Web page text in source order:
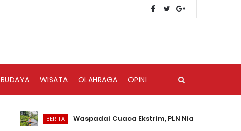
BUDAYA WISATA OLAHRAGA OPINI
BERITA Waspadai Cuaca Ekstrim, PLN Nias Himbau